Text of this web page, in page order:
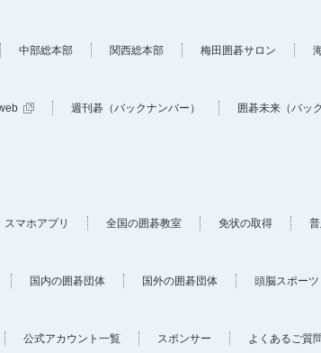
中部総本部 関西総本部 梅田囲碁サロン
週刊碁（バックナンバー） 囲碁未来（バッ
スマホアプリ 全国の囲碁教室 免状の取得
国内の囲碁団体 国外の囲碁団体 頭脳スポーツ
公式アカウント一覧 スポンサー よくあるご質